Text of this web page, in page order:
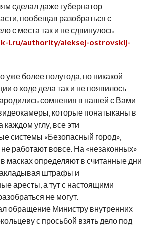
сделал даже губернатор
пообещав разобраться с
с места так и не сдвинулось
i.ru/authority/aleksej-ostrovskij-
уже более полугода, но никакой
о ходе дела так и не появилось
сомнения в нашей с Вами
которые понатыканы в
каждом углу, все эти
системы «Безопасный город»,
не работают вовсе. На «незаконных»
масках определяют в считанные дни
штрафы и
аресты, а тут с настоящими
не могут.
обращение Министру внутренних
с просьбой взять дело под